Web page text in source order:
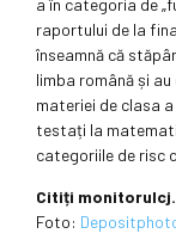
a în categoria de
raportului de la
înseamnă că
limba română și
materiei de clasa
testați la
categoriile de risc
Citiți
Foto: